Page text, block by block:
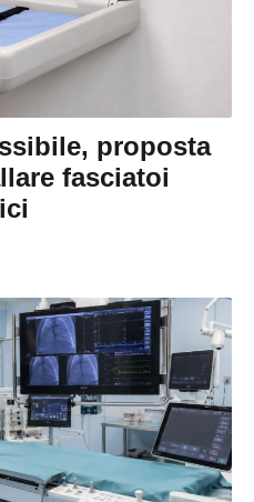
proposta
fasciatoi